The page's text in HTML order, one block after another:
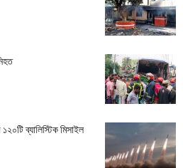
ব্যালিস্টিক মিসাইল